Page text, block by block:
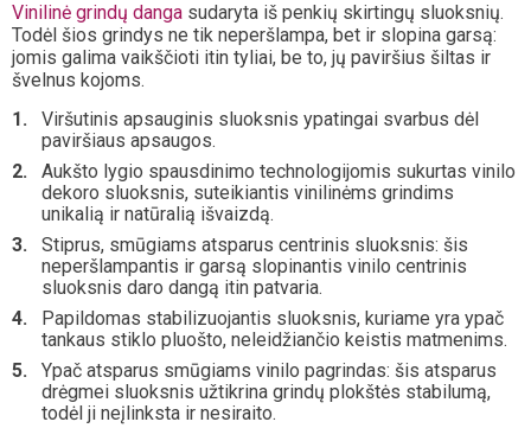
Vinilinė grindų danga sudaryta iš penkių skirtingų sluoksnių.
Todėl šios grindys ne tik neperšlampa, bet ir slopina garsą:
jomis galima vaikščioti itin tyliai, be to, jų paviršius šiltas ir
švelnus kojoms.
Viršutinis apsauginis sluoksnis ypatingai svarbus dėl
paviršiaus apsaugos.
Aukšto lygio spausdinimo technologijomis sukurtas vinilo
dekoro sluoksnis, suteikiantis vinilinėms grindims
unikalią ir natūralią išvaizdą.
Stiprus, smūgiams atsparus centrinis sluoksnis: šis
neperšlampantis ir garsą slopinantis vinilo centrinis
sluoksnis daro dangą itin patvaria.
Papildomas stabilizuojantis sluoksnis, kuriame yra ypač
tankaus stiklo pluošto, neleidžiančio keistis matmenims.
Ypač atsparus smūgiams vinilo pagrindas: šis atsparus
drėgmei sluoksnis užtikrina grindų plokštės stabilumą,
todėl ji neįlinksta ir nesiraito.